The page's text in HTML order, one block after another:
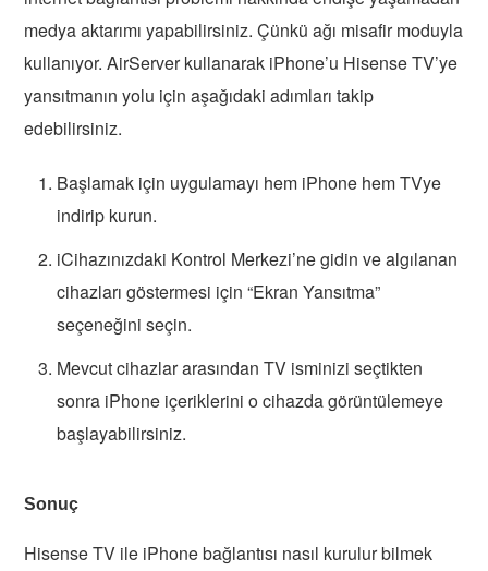
medya aktarımı yapabilirsiniz. Çünkü ağı misafir moduyla
kullanıyor. AirServer kullanarak iPhone’u Hisense TV’ye
yansıtmanın yolu için aşağıdaki adımları takip
edebilirsiniz.
Başlamak için uygulamayı hem iPhone hem TVye
indirip kurun.
iCihazınızdaki Kontrol Merkezi’ne gidin ve algılanan
cihazları göstermesi için “Ekran Yansıtma”
seçeneğini seçin.
Mevcut cihazlar arasından TV isminizi seçtikten
sonra iPhone içeriklerini o cihazda görüntülemeye
başlayabilirsiniz.
Sonuç
Hisense TV ile iPhone bağlantısı nasıl kurulur bilmek